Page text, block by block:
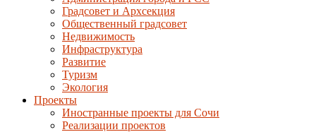
Градсовет и Архсекция
Общественный градсовет
Недвижимость
Инфраструктура
Развитие
Туризм
Экология
Проекты
Иностранные проекты для Сочи
Реализации проектов